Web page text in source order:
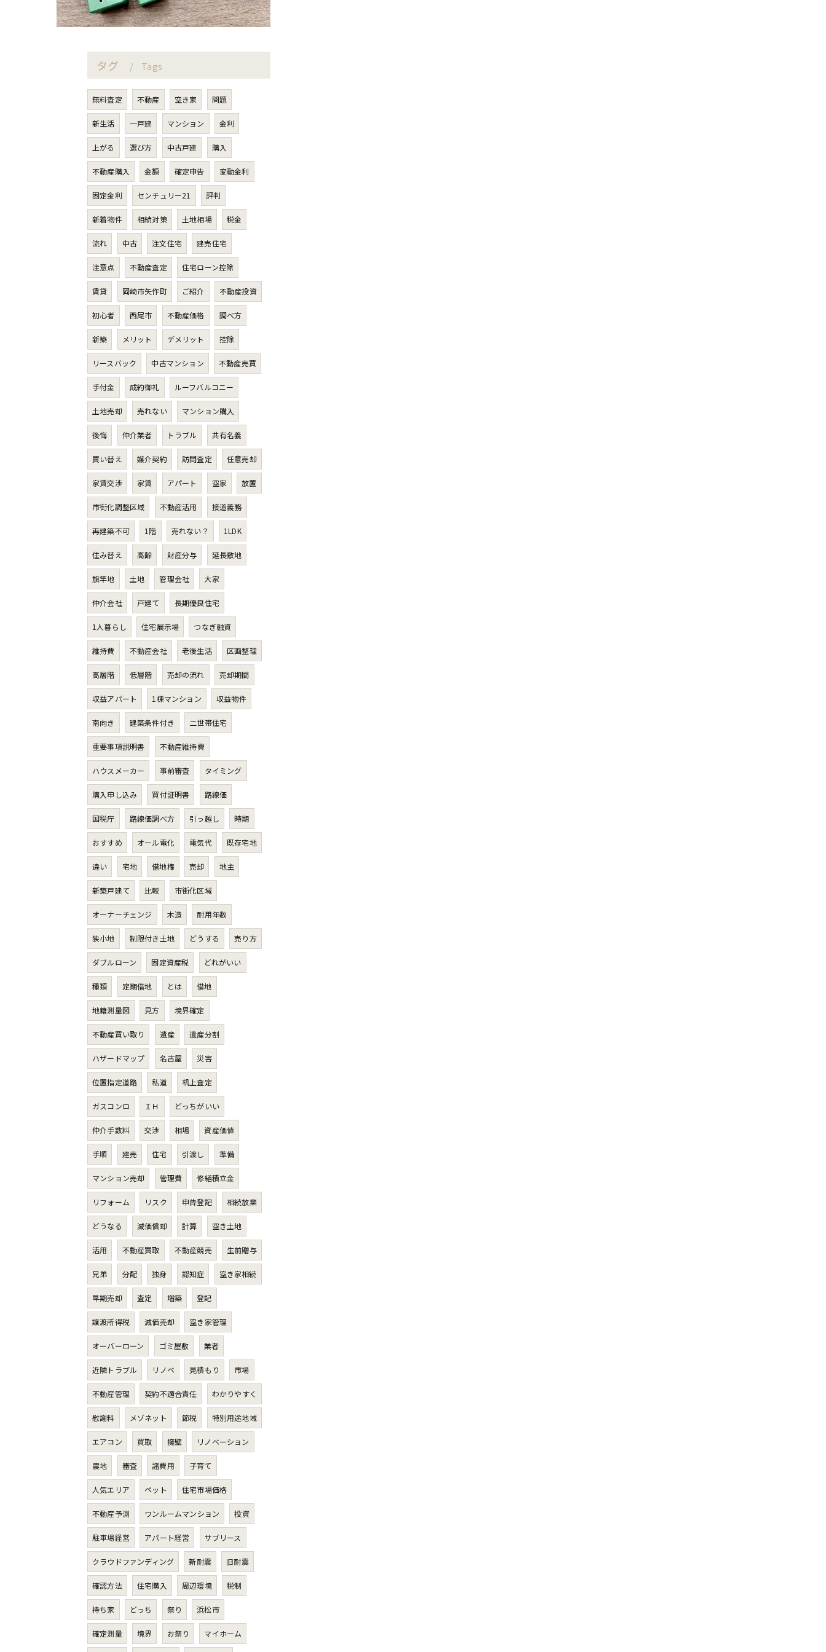
タグ Tags
無料査定 不動産 空き家 問題
新生活 一戸建 マンション 金利
上がる 選び方 中古戸建 購入
不動産購入 金額 確定申告 変動金利
固定金利 センチュリー21 評判
新着物件 相続対策 土地相場 税金
流れ 中古 注文住宅 建売住宅
注意点 不動産査定 住宅ローン控除
賃貸 岡崎市矢作町 ご紹介 不動産投資
初心者 西尾市 不動産価格 調べ方
新築 メリット デメリット 控除
リースバック 中古マンション 不動産売買
手付金 成約御礼 ルーフバルコニー
土地売却 売れない マンション購入
後悔 仲介業者 トラブル 共有名義
買い替え 媒介契約 訪問査定 任意売却
家賃交渉 家賃 アパート 空家 放置
市街化調整区域 不動産活用 接道義務
再建築不可 1階 売れない？ 1LDK
住み替え 高齢 財産分与 延長敷地
旗竿地 土地 管理会社 大家
仲介会社 戸建て 長期優良住宅
1人暮らし 住宅展示場 つなぎ融資
維持費 不動産会社 老後生活 区画整理
高層階 低層階 売却の流れ 売却期間
収益アパート 1棟マンション 収益物件
南向き 建築条件付き 二世帯住宅
重要事項説明書 不動産維持費
ハウスメーカー 事前審査 タイミング
購入申し込み 買付証明書 路線価
国税庁 路線価調べ方 引っ越し 時期
おすすめ オール電化 電気代 既存宅地
違い 宅地 借地権 売却 地主
新築戸建て 比較 市街化区域
オーナーチェンジ 木造 耐用年数
狭小地 制限付き土地 どうする 売り方
ダブルローン 固定資産税 どれがいい
種類 定期借地 とは 借地
地籍測量図 見方 境界確定
不動産買い取り 遺産 遺産分割
ハザードマップ 名古屋 災害
位置指定道路 私道 机上査定
ガスコンロ ＩＨ どっちがいい
仲介手数料 交渉 相場 資産価値
手順 建売 住宅 引渡し 準備
マンション売却 管理費 修繕積立金
リフォーム リスク 申告登記 相続放棄
どうなる 減価償却 計算 空き土地
活用 不動産買取 不動産競売 生前贈与
兄弟 分配 独身 認知症 空き家相続
早期売却 査定 増築 登記
譲渡所得税 減価売却 空き家管理
オーバーローン ゴミ屋敷 業者
近隣トラブル リノベ 見積もり 市場
不動産管理 契約不適合責任 わかりやすく
慰謝料 メゾネット 節税 特別用途地域
エアコン 買取 擁壁 リノベーション
農地 審査 諸費用 子育て
人気エリア ペット 住宅市場価格
不動産予測 ワンルームマンション 投資
駐車場経営 アパート経営 サブリース
クラウドファンディング 新耐震 旧耐震
確認方法 住宅購入 周辺環境 税制
持ち家 どっち 祭り 浜松市
確定測量 境界 お祭り マイホーム